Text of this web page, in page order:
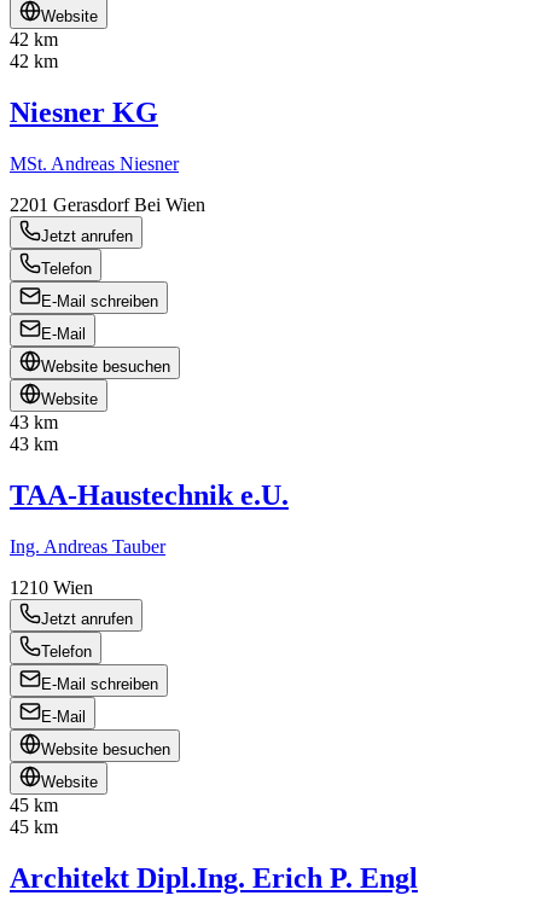
Website
42 km
42 km
Niesner KG
MSt. Andreas Niesner
2201 Gerasdorf Bei Wien
Jetzt anrufen
Telefon
E-Mail schreiben
E-Mail
Website besuchen
Website
43 km
43 km
TAA-Haustechnik e.U.
Ing. Andreas Tauber
1210 Wien
Jetzt anrufen
Telefon
E-Mail schreiben
E-Mail
Website besuchen
Website
45 km
45 km
Architekt Dipl.Ing. Erich P. Engl